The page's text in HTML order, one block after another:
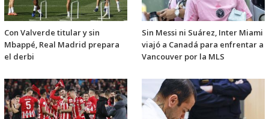
Con Valverde titular y sin
Mbappé, Real Madrid prepara
el derbi
Sin Messi ni Suárez, Inter Miami
viajó a Canadá para enfrentar a
Vancouver por la MLS